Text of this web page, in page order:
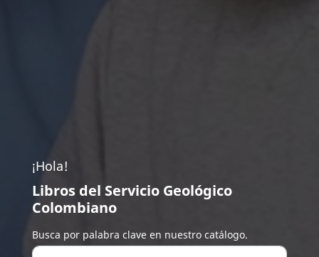
¡Hola!
Libros del Servicio Geológico
Colombiano
Busca por palabra clave en nuestro catálogo.